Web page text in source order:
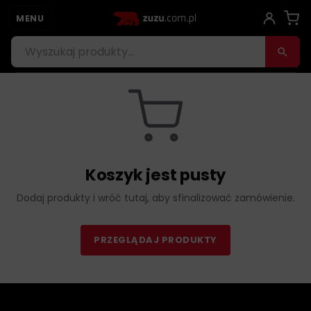
MENU
Koszyk jest pusty
Dodaj produkty i wróć tutaj, aby sfinalizować zamówienie.
PRZEGLĄDAJ PRODUKTY